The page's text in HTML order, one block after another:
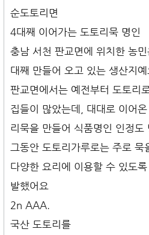
순도토리면
4대째 이어가는 도토리묵 명인
충남 서천 판교면에 위치한 농
대째 만들어 오고 있는 생산지예
판교면에서는 예전부터 도토리
집들이 많았는데, 대대로 이어
리묵을 만들어 식품명인 인정도
그동안 도토리가루로는 주로 묵
다양한 요리에 이용할 수 있도
발했어요
2n AAA.
국산 도토리를